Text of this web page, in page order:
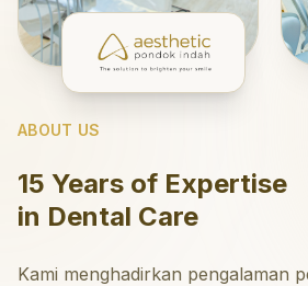
ABOUT US
15 Years of Expertise
in Dental Care
Kami menghadirkan pengalaman